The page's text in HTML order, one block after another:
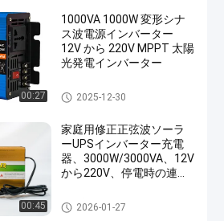
00:27
1000VA 1000W 変形シナ
ス波電源インバーター
12V から 220V MPPT 太陽
光発電インバーター
太陽電荷インバーター
2025-12-30
00:45
家庭用修正正弦波ソーラ
ーUPSインバーター充電
器、3000W/3000VA、12V
から220V、停電時の連続
UPS充電器インバーター
2026-01-27